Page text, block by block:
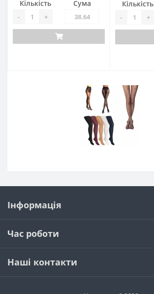
Кількість
- +
Сума Кількість
- +
Інформація
Час роботи
Наші контакти